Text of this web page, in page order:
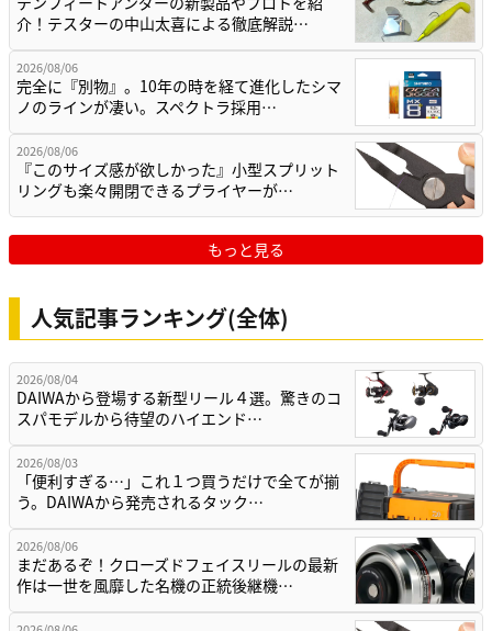
介！テスターの中山太喜による徹底解説…
2026/08/06
完全に『別物』。10年の時を経て進化したシマ
ノのラインが凄い。スペクトラ採用…
2026/08/06
『このサイズ感が欲しかった』小型スプリット
リングも楽々開閉できるプライヤーが…
もっと見る
人気記事ランキング(全体)
2026/08/04
DAIWAから登場する新型リール４選。驚きのコ
スパモデルから待望のハイエンド…
2026/08/03
「便利すぎる…」これ１つ買うだけで全てが揃
う。DAIWAから発売されるタック…
2026/08/06
まだあるぞ！クローズドフェイスリールの最新
作は一世を風靡した名機の正統後継機…